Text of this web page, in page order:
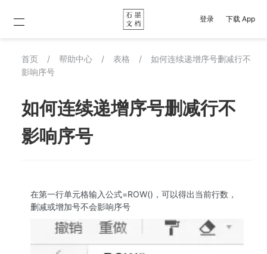
登录 下载 App
首页 / 帮助中心 / 表格 /
如何连续递增序号删减行不
影响序号
如何连续递增序号删减行不
影响序号
在第一行单元格输入公式=ROW()，可以得出当前行数，
删减或增加号不会影响序号